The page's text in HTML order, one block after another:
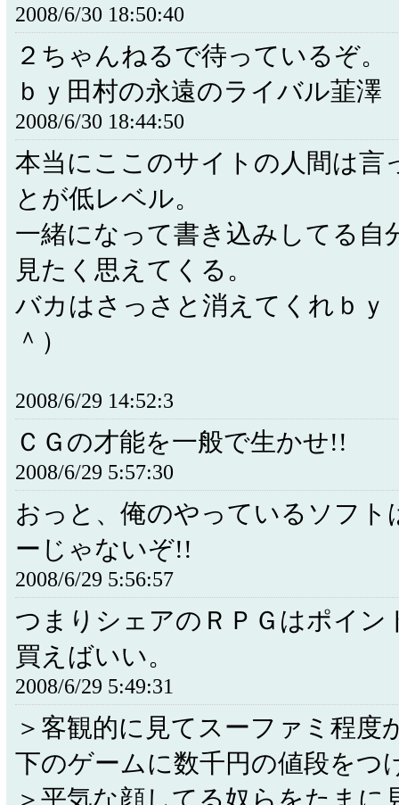
2008/6/30 18:50:40
２ちゃんねるで待っているぞ。
ｂｙ田村の永遠のライバル韮澤
2008/6/30 18:44:50
本当にここのサイトの人間は言
とが低レベル。
一緒になって書き込みしてる自
見たく思えてくる。
バカはさっさと消えてくれｂｙ
＾）
2008/6/29 14:52:3
ＣＧの才能を一般で生かせ!!
2008/6/29 5:57:30
おっと、俺のやっているソフト
ーじゃないぞ!!
2008/6/29 5:56:57
つまりシェアのＲＰＧはポイン
買えばいい。
2008/6/29 5:49:31
＞客観的に見てスーファミ程度
下のゲームに数千円の値段をつ
＞平気な顔してる奴らをたまに